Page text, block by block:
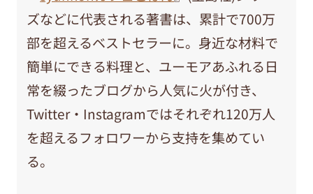
ズなどに代表される著書は、累計で700万
部を超えるベストセラーに。身近な材料で
簡単にできる料理と、ユーモアあふれる日
常を綴ったブログから人気に火が付き、
Twitter・Instagramではそれぞれ120万人
を超えるフォロワーから支持を集めてい
る。